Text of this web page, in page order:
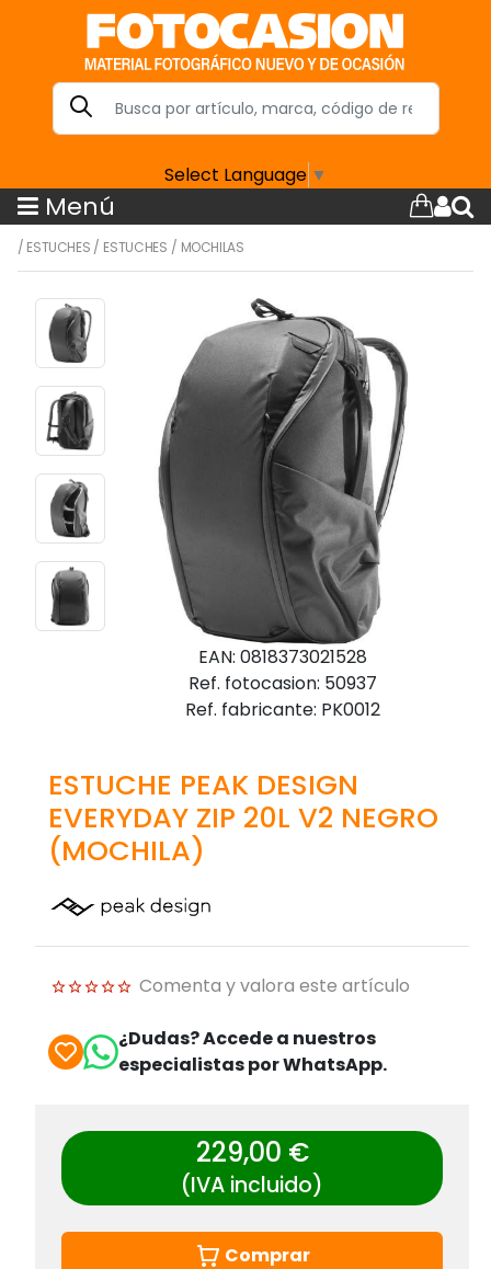
Select Language ▼
Menú
/ ESTUCHES / ESTUCHES / MOCHILAS
EAN: 0818373021528
Ref. fotocasion: 50937
Ref. fabricante: PK0012
ESTUCHE PEAK DESIGN
EVERYDAY ZIP 20L V2 NEGRO
(MOCHILA)
Comenta y valora este artículo
¿Dudas? Accede a nuestros
especialistas por WhatsApp.
229,00 €
(IVA incluido)
Comprar